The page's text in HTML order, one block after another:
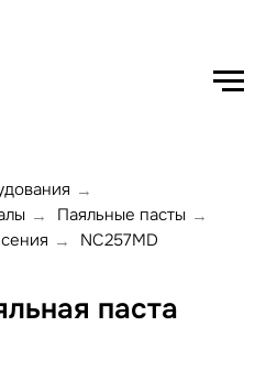
→
→ Паяльные пасты →
→ NC257MD
паста